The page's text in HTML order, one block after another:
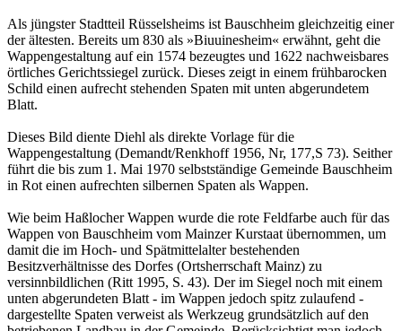
Als jüngster Stadtteil Rüsselsheims ist Bauschheim gleichzeitig einer
der ältesten. Bereits um 830 als »Biuuinesheim« erwähnt, geht die
Wappengestaltung auf ein 1574 bezeugtes und 1622 nachweisbares
örtliches Gerichtssiegel zurück. Dieses zeigt in einem frühbarocken
Schild einen aufrecht stehenden Spaten mit unten abgerundetem
Blatt.
Dieses Bild diente Diehl als direkte Vorlage für die
Wappengestaltung (Demandt/Renkhoff 1956, Nr, 177,S 73). Seither
führt die bis zum 1. Mai 1970 selbstständige Gemeinde Bauschheim
in Rot einen aufrechten silbernen Spaten als Wappen.
Wie beim Haßlocher Wappen wurde die rote Feldfarbe auch für das
Wappen von Bauschheim vom Mainzer Kurstaat übernommen, um
damit die im Hoch- und Spätmittelalter bestehenden
Besitzverhältnisse des Dorfes (Ortsherrschaft Mainz) zu
versinnbildlichen (Ritt 1995, S. 43). Der im Siegel noch mit einem
unten abgerundeten Blatt - im Wappen jedoch spitz zulaufend -
dargestellte Spaten verweist als Werkzeug grundsätzlich auf den